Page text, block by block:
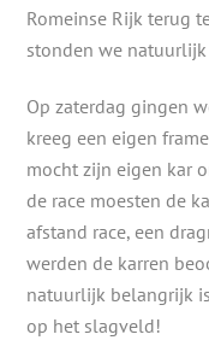
Romeinse Rijk terug
stonden we
Op zaterdag gingen
kreeg een eigen
mocht zijn eigen kar
de race moesten de
afstand race, een
werden de karren
natuurlijk belangrijk
op het slagveld!